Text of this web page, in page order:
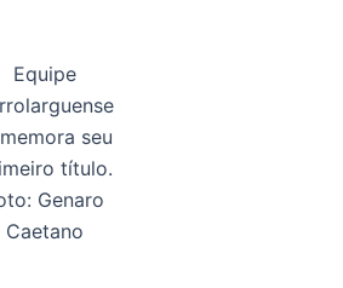
Equipe
seu
título.
Genaro
Caetano